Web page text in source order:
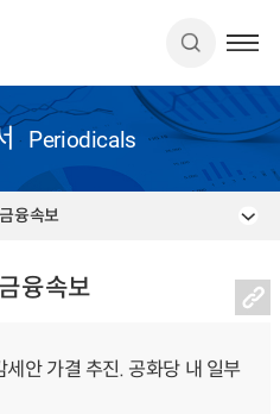
Periodicals
융속보
융속보
안 가결 추진. 공화당 내 일부